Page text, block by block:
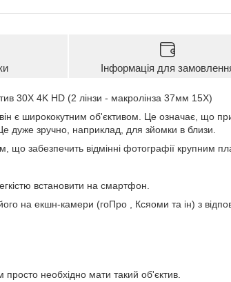
Інформація для
30X 4K HD (2 лінзи - макролінза 37мм 15X)
є ширококутним об'єктивом. Це означає, що
дуже зручно, наприклад, для зйомки в близи.
що забезпечить відмінні фотографії крупним
встановити на смартфон.
на екшн-камери (гоПро , Ксяоми та ін) з
просто необхідно мати такий об'єктив.